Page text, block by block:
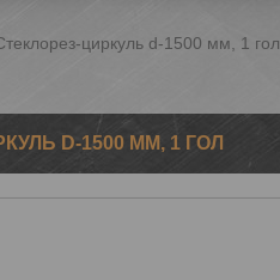
циркуль d-1500 мм, 1 гол
D-1500 ММ, 1 ГОЛ